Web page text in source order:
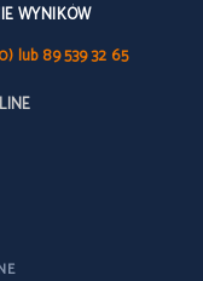
WYNIKÓW
lub 89 539 32 65